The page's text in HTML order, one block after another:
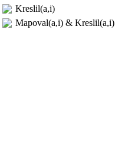
Kreslil(a,i)
Mapoval(a,i) & Kreslil(a,i)